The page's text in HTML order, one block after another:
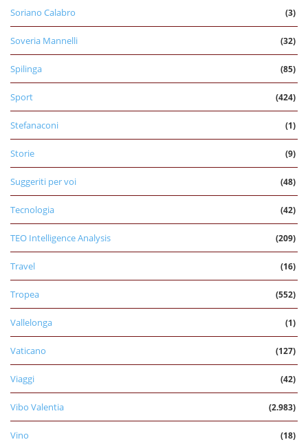
Soriano Calabro (3)
Soveria Mannelli (32)
Spilinga (85)
Sport (424)
Stefanaconi (1)
Storie (9)
Suggeriti per voi (48)
Tecnologia (42)
TEO Intelligence Analysis (209)
Travel (16)
Tropea (552)
Vallelonga (1)
Vaticano (127)
Viaggi (42)
Vibo Valentia (2.983)
Vino (18)